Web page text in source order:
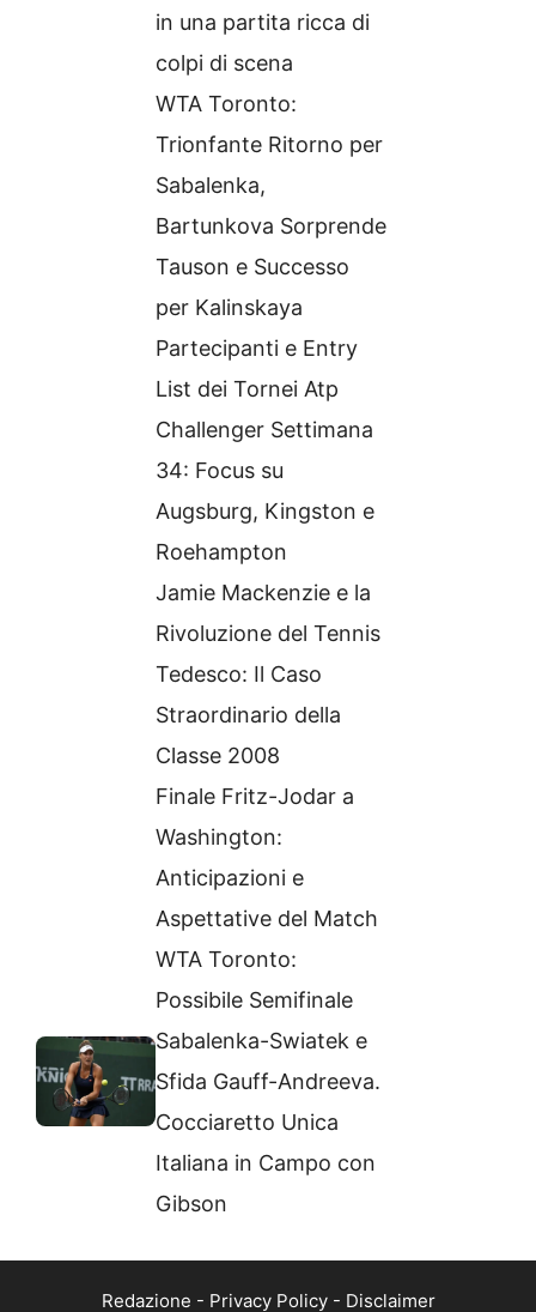
in una partita ricca di
colpi di scena
WTA Toronto:
Trionfante Ritorno per
Sabalenka,
Bartunkova Sorprende
Tauson e Successo
per Kalinskaya
Partecipanti e Entry
List dei Tornei Atp
Challenger Settimana
34: Focus su
Augsburg, Kingston e
Roehampton
Jamie Mackenzie e la
Rivoluzione del Tennis
Tedesco: Il Caso
Straordinario della
Classe 2008
Finale Fritz-Jodar a
Washington:
Anticipazioni e
Aspettative del Match
WTA Toronto:
Possibile Semifinale
Sabalenka-Swiatek e
Sfida Gauff-Andreeva.
Cocciaretto Unica
Italiana in Campo con
Gibson
Redazione - Privacy Policy- Disclaimer